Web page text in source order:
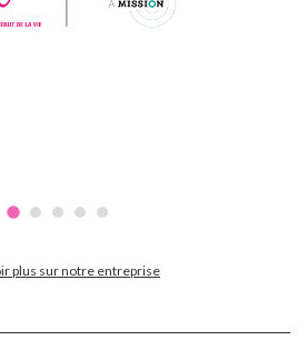
plus sur notre entreprise